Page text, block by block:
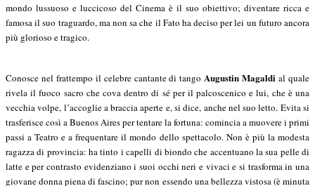
mondo lussuoso e luccicoso del Cinema è il suo obiettivo; diventare ricca e
famosa il suo traguardo, ma non sa che il Fato ha deciso per lei un futuro ancora
più glorioso e tragico.
Conosce nel frattempo il celebre cantante di tangoAugustin Magaldi al quale
rivela il fuoco sacro che cova dentro di sé per il palcoscenico e lui, che è una
vecchia volpe, l’accoglie a braccia aperte e, si dice, anche nel suo letto. Evita si
trasferisce così a Buenos Aires per tentare la fortuna: comincia a muovere i primi
passi a Teatro e a frequentare il mondo dello spettacolo. Non è più la modesta
ragazza di provincia: ha tinto i capelli di biondo che accentuano la sua pelle di
latte e per contrasto evidenziano i suoi occhi neri e vivaci e si trasforma in una
giovane donna piena di fascino; pur non essendo una bellezza vistosa (è minuta